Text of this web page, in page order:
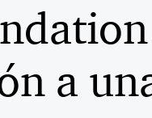
a